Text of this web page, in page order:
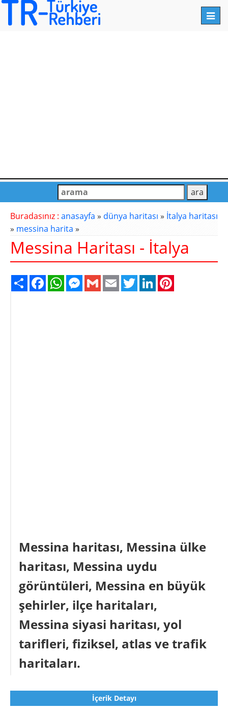
Buradasınız : anasayfa » dünya haritası » İtalya haritası
» messina harita »
Messina Haritası - İtalya
Share FacebookWhatsAppMessenger
Gmail Email TwitterLinkedIn
Messina haritası, Messina ülke
haritası, Messina uydu
görüntüleri, Messina en büyük
şehirler, ilçe haritaları,
Messina siyasi haritası, yol
tarifleri, fiziksel, atlas ve trafik
haritaları.
İçerik Detayı